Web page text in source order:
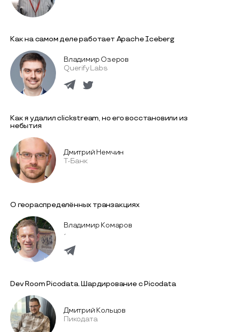
Как на самом деле работает Apache Iceberg
Владимир Озеров
Querify Labs
Как я удалил clickstream, но его восстановили из
небытия
Дмитрий Немчин
Т-Банк
О геораспределённых транзакциях
Владимир Комаров
-
Dev Room Picodata. Шардирование с Picodata
Дмитрий Кольцов
Пикодата